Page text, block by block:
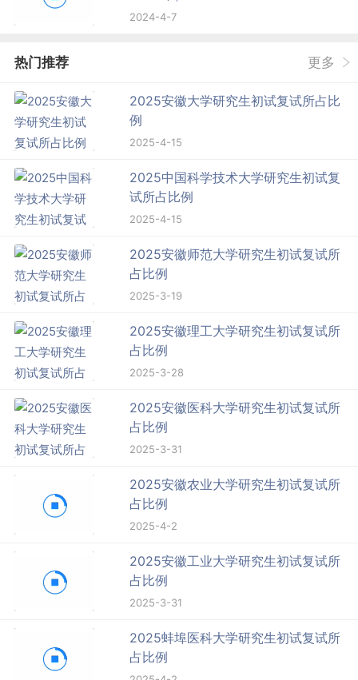
2024-4-7
热门推荐 更多
2025安徽大学研究生初试复试所占比
例
2025-4-15
2025中国科学技术大学研究生初试复
试所占比例
2025-4-15
2025安徽师范大学研究生初试复试所
占比例
2025-3-19
2025安徽理工大学研究生初试复试所
占比例
2025-3-28
2025安徽医科大学研究生初试复试所
占比例
2025-3-31
2025安徽农业大学研究生初试复试所
占比例
2025-4-2
2025安徽工业大学研究生初试复试所
占比例
2025-3-31
2025蚌埠医科大学研究生初试复试所
占比例